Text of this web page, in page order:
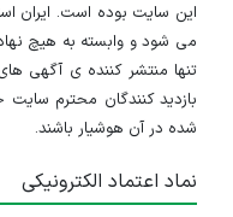
این سایت بوده است. ایران
می شود و وابسته به هیچ
تنها منتشر کننده ی آگهی
بازدید کنندگان محترم
شده در آن هوشیار باشند.
نماد اعتماد الکترونیکی